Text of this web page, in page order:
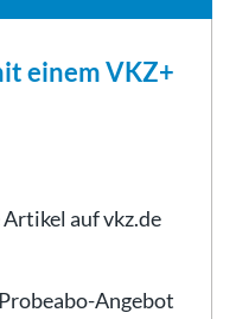
einem VKZ+
auf vkz.de
Angebot